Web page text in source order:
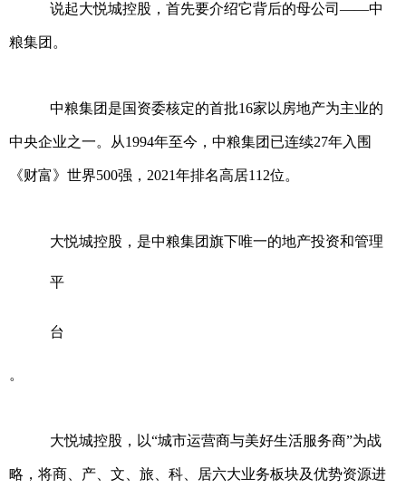
说起大悦城控股，首先要介绍它背后的母公司——中
粮集团。
中粮集团是国资委核定的首批16家以房地产为主业的
中央企业之一。从1994年至今，中粮集团已连续27年入围
《财富》世界500强，2021年排名高居112位。
大悦城控股，是中粮集团旗下唯一的地产投资和管理
平
台
。
大悦城控股，以“城市运营商与美好生活服务商”为战
略，将商、产、文、旅、科、居六大业务板块及优势资源进